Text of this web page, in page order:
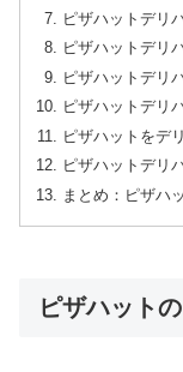
ピザハットデリ
ピザハットデリ
ピザハットデリ
ピザハットデリ
ピザハットをデ
ピザハットデリ
まとめ：ピザハ
ピザハット